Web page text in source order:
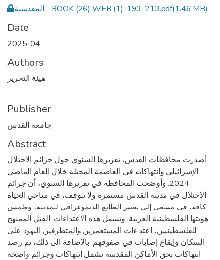
المقدسية - BOOK (26) WEB (1)-193-213.pdf(1.46 MB)
Date
2025-04
Authors
هيئة التحرير
Publisher
جامعة القدس
Abstract
أصدرت محافظات القدس، تقريرها السنوي حول جرائم الاحتلال
الإسرائيلي وانتهاكاته في العاصمة المحتلة خلال العام الماضي
2024. وأوضحت المحافظة في تقريرها السنوي، أن جرائم
الاحتلال في مدينة القدس مستمرة ولا تتوقف، في مناحي الحياة
كافة، في مسعى إلى تغيير الطابع الديموغرافي للمدينة، وطمس
هويتها الفلسطينية العربية. وتشمل هذه الاعتداءات: القتل الممنهج
للفلسطينيين، اعتداءات المستعمرين والمتطرفين اليهود على
السكان وإيقاع إصابات في صفوفهم. بالاضافة الى ذلك، تم رصد
انتهاكات بحق الأماكن المقدسة تشمل انتهاكات وجرائم واضحة